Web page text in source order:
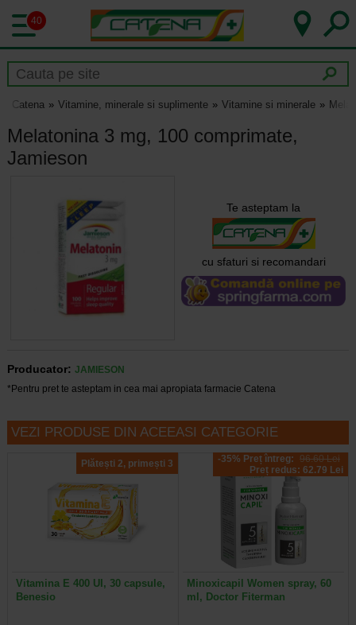
40
Catena Vitamine, minerale si suplimente Vitamine si minerale
Melatonina 3 mg, 100 comprimate,
Jamieson
Te asteptam la
cu sfaturi si recomandari
Producator: JAMIESON
*Pentru pret te asteptam in cea mai apropiata farmacie Catena
VEZI PRODUSE DIN ACEEASI CATEGORIE
Plătești 2, primești 3
Vitamina E 400 UI, 30 capsule,
Benesio
-35% Preț întreg: 96.60 Lei
Preț redus: 62.79 Lei
Minoxicapil Women spray, 60
ml, Doctor Fiterman